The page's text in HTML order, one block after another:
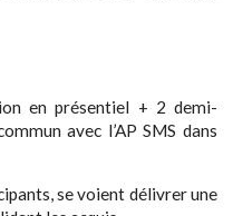
en présentiel + 2 demi-
avec l’AP SMS dans
se voient délivrer une